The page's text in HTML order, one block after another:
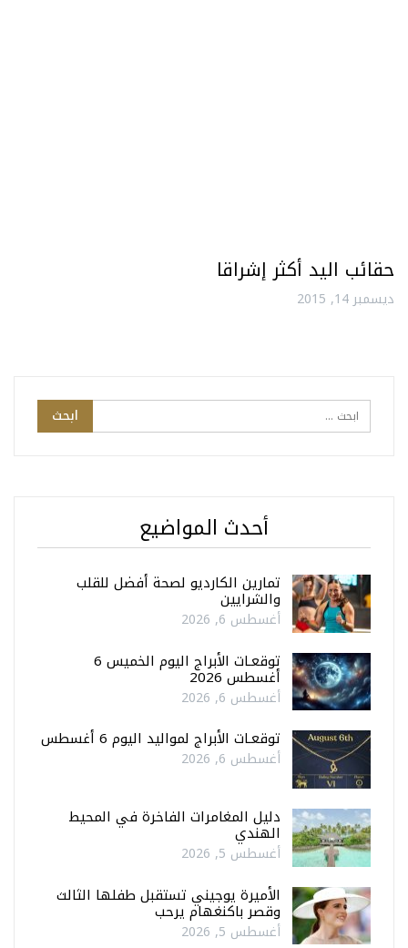
حقائب اليد أكثر إشراقا
ديسمبر 14, 2015
أحدث المواضيع
تمارين الكارديو لصحة أفضل للقلب
والشرايين
أغسطس 6, 2026
توقعـات الأبراج اليوم الخميس 6
أغسطس 2026
أغسطس 6, 2026
توقعـات الأبراج لمواليد اليوم 6 أغسطس
أغسطس 6, 2026
دليل المغامرات الفاخرة في المحيط
الهندي
أغسطس 5, 2026
الأميرة يوجيني تستقبل طفلها الثالث
وقصر باكنغهام يرحب
أغسطس 5, 2026